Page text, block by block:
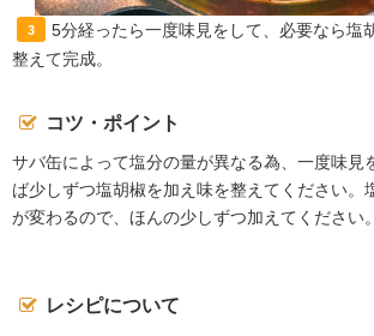
3
5分経ったら一度味見をして、必要なら塩
整えて完成。
コツ・ポイント
サバ缶によって塩分の量が異なる為、一度味見
ば少しずつ塩胡椒を加え味を整えてください。
が変わるので、ほんの少しずつ加えてください。
レシピについて